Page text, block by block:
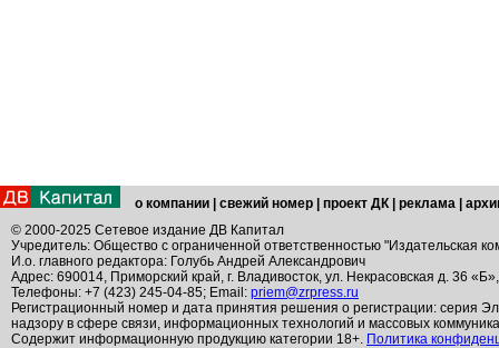
о компании свежий номер проект ДК реклама
© 2000-2025 Сетевое издание ДВ Капитал
Учредитель: Общество с ограниченной ответственностью "Издательская
И.о. главного редактора: Голубь Андрей Александрович
Адрес: 690014, Приморский край, г. Владивосток, ул. Некрасовская д. 36
Телефоны: +7 (423) 245-04-85; Email: priem@zrpress.ru
Регистрационный номер и дата принятия решения о регистрации: серия
надзору в сфере связи, информационных технологий и массовых
Содержит информационную продукцию категории 18+. Политика